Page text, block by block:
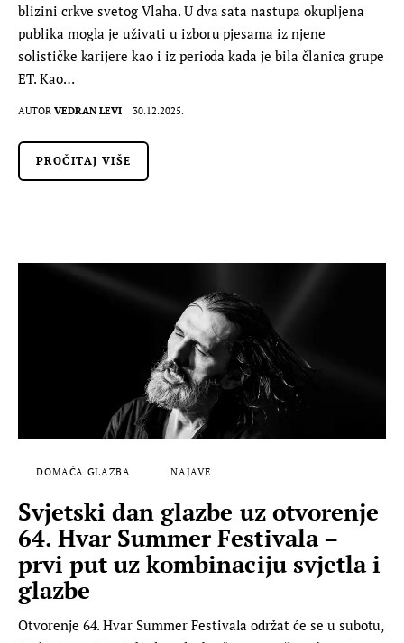
blizini crkve svetog Vlaha. U dva sata nastupa okupljena
publika mogla je uživati u izboru pjesama iz njene
solističke karijere kao i iz perioda kada je bila članica grupe
ET. Kao…
AUTOR VEDRAN LEVI 30.12.2025.
PROČITAJ VIŠE
DOMAĆA GLAZBA NAJAVE
Svjetski dan glazbe uz otvorenje
64. Hvar Summer Festivala –
prvi put uz kombinaciju svjetla i
glazbe
Otvorenje 64. Hvar Summer Festivala održat će se u subotu,